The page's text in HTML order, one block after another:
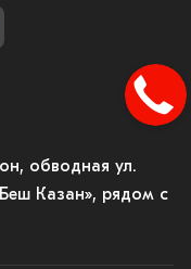
обводная ул.
Казан», рядом с